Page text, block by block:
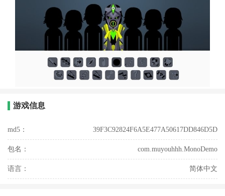
游戏信息
md5： 39F3C92824F6A5E477A50617DD846D5D
包名： com.muyouhhh.MonoDemo
语言： 简体中文